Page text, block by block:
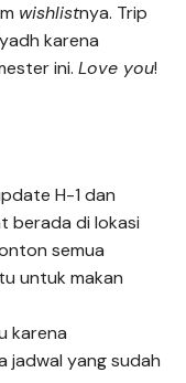
wishlistnya. Trip
karena
ini.Love you!
H-1 dan
berada di lokasi
semua
untuk makan
karena
jadwal yang sudah